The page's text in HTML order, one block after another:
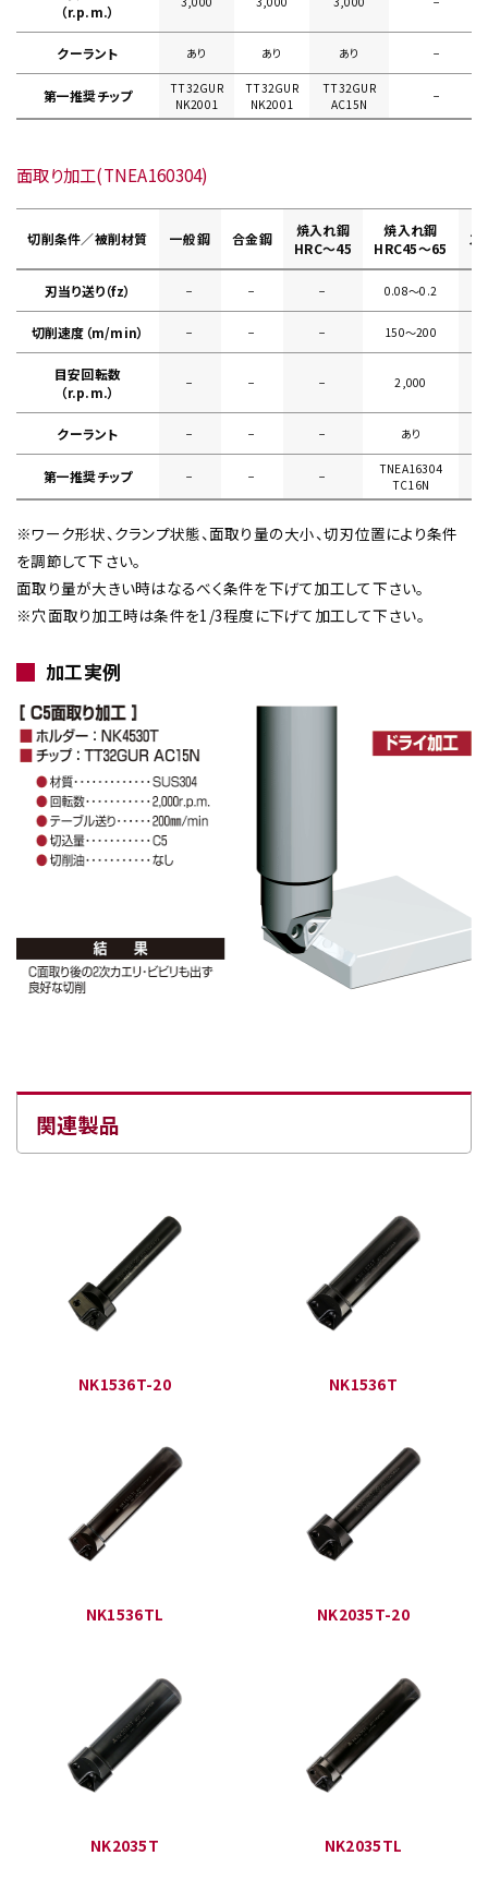
（r.p.m.）
クーラント あり あり あり −
第一推奨チップ
TT32GUR
NK2001
TT32GUR
NK2001
TT32GUR
AC15N
−
面取り加工(TNEA160304)
切削条件／被削材質 一般鋼 合金鋼
焼入れ鋼
HRC～45
焼入れ鋼
HRC45～65
ス
刃当り送り（fz） − − − 0.08〜0.2
切削速度（m/min） − − − 150〜200
目安回転数
（r.p.m.）
− − − 2,000
クーラント − − − あり
第一推奨チップ − − −
TNEA16304
TC16N
※ワーク形状、クランプ状態、面取り量の大小、切刃位置により条件
を調節して下さい。
面取り量が大きい時はなるべく条件を下げて加工して下さい。
※穴面取り加工時は条件を1/3程度に下げて加工して下さい。
加工実例
関連製品
NK1536T-20 NK1536T
NK1536TL NK2035T-20
NK2035T NK2035TL